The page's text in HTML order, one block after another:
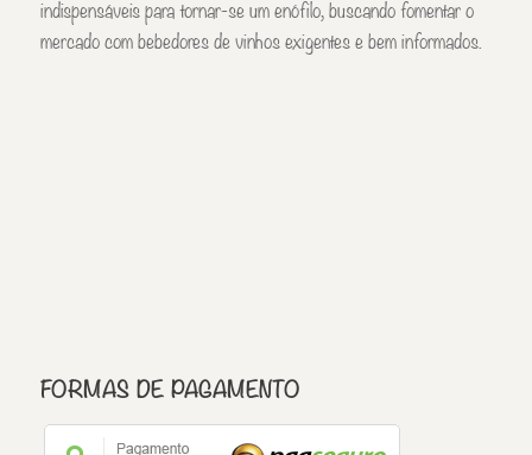
indispensáveis para tornar-se um enófilo, buscando fomentar o
mercado com bebedores de vinhos exigentes e bem informados.
FORMAS DE PAGAMENTO